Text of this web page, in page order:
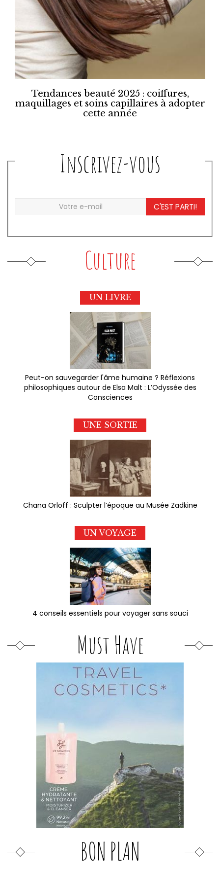
Tendances beauté 2025 : coiffures,
maquillages et soins capillaires à adopter
cette année
Inscrivez-vous
C'EST PARTI!
Culture
UN LIVRE
Peut-on sauvegarder l'âme humaine ? Réflexions
philosophiques autour de Elsa Malt : L’Odyssée des
Consciences
UNE SORTIE
Chana Orloff : Sculpter l’époque au Musée Zadkine
UN VOYAGE
4 conseils essentiels pour voyager sans souci
Must Have
BON PLAN